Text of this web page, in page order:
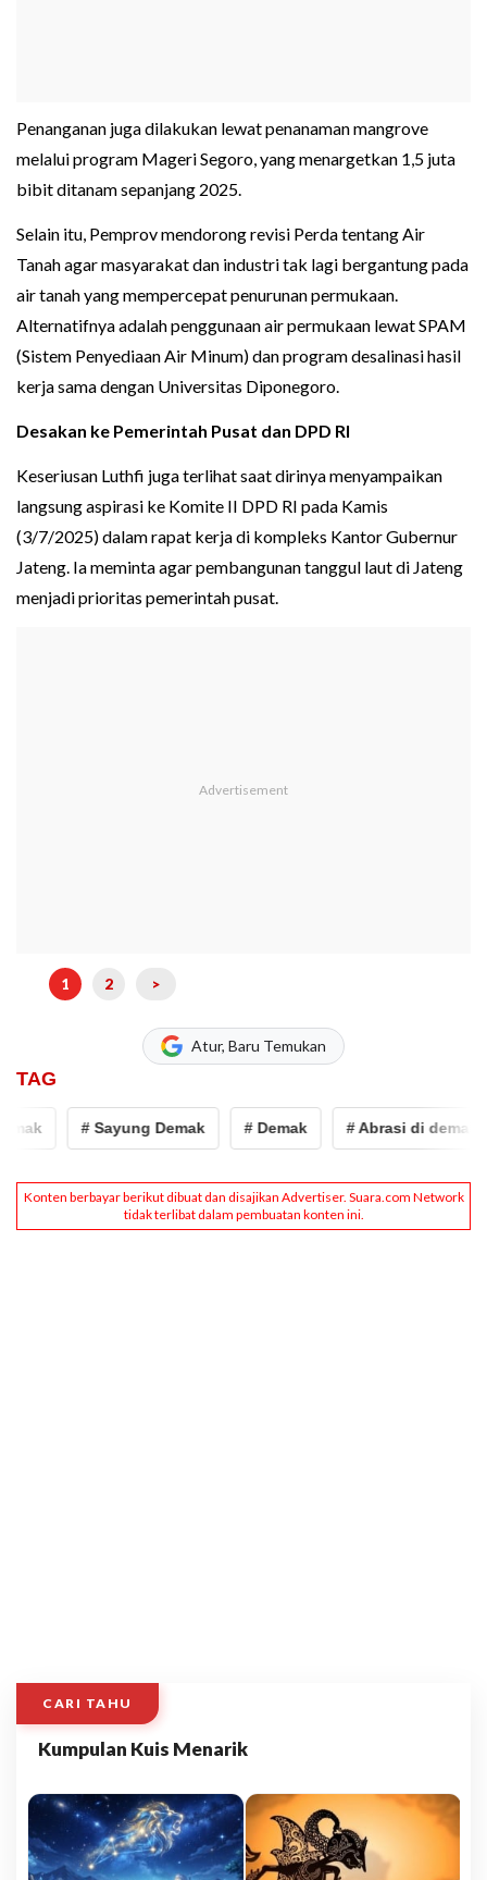
Penanganan juga dilakukan lewat penanaman mangrove
melalui program Mageri Segoro, yang menargetkan 1,5 juta
bibit ditanam sepanjang 2025.
Selain itu, Pemprov mendorong revisi Perda tentang Air
Tanah agar masyarakat dan industri tak lagi bergantung pada
air tanah yang mempercepat penurunan permukaan.
Alternatifnya adalah penggunaan air permukaan lewat SPAM
(Sistem Penyediaan Air Minum) dan program desalinasi hasil
kerja sama dengan Universitas Diponegoro.
Desakan ke Pemerintah Pusat dan DPD RI
Keseriusan Luthfi juga terlihat saat dirinya menyampaikan
langsung aspirasi ke Komite II DPD RI pada Kamis
(3/7/2025) dalam rapat kerja di kompleks Kantor Gubernur
Jateng. Ia meminta agar pembangunan tanggul laut di Jateng
menjadi prioritas pemerintah pusat.
1 2 >
Atur, Baru Temukan
TAG
# Sayung Demak # Demak # Abrasi di demak
CARI TAHU
Kumpulan Kuis Menarik